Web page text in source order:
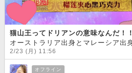
猫山王ってドリアンの意味なんだ！！
2/23 (月) 11:56
オフライン